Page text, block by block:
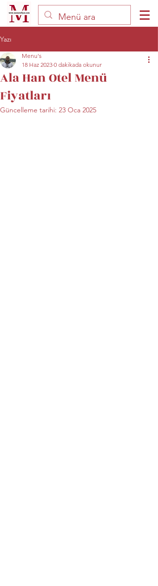
Yazı
Ala Han Otel Menü
Fiyatları
Menu's
18 Haz 2023 0 dakikada okunur
Güncelleme tarihi: 23 Oca 2025